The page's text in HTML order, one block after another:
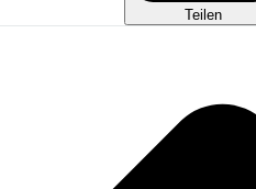
Teilen